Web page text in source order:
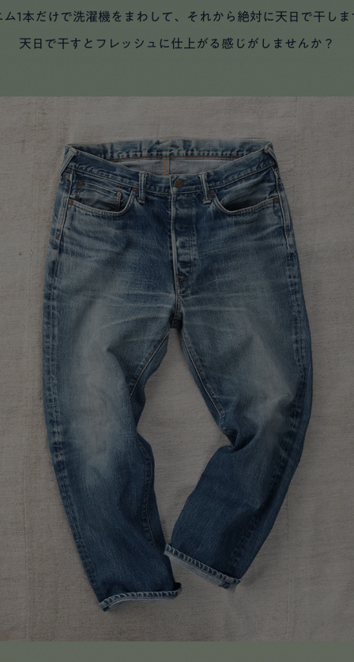
ム1本だけで洗濯機をまわして、それから絶対に天日で干しま
天日で干すとフレッシュに仕上がる感じがしませんか？